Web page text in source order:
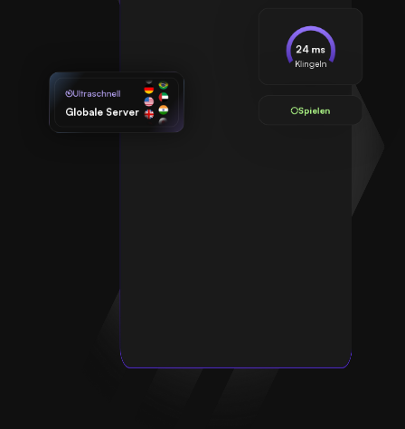
Ultraschnell
Globale Server
24 ms
Klingeln
Spielen